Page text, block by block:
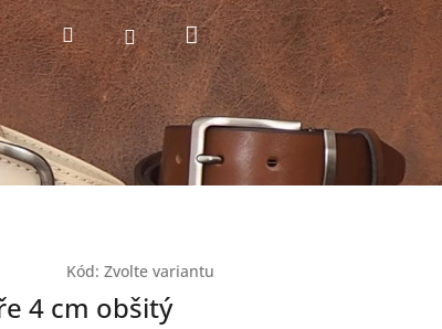
HledatPřihlášeníNákupní
košík
Kód: Zvolte variantu
4 cm obšitý